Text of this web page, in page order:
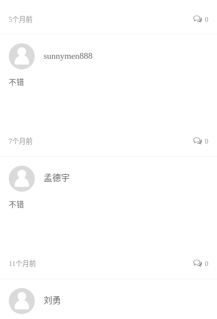
5个月前 0
sunnymen888
不错
7个月前 0
孟德宇
不错
11个月前 0
刘勇